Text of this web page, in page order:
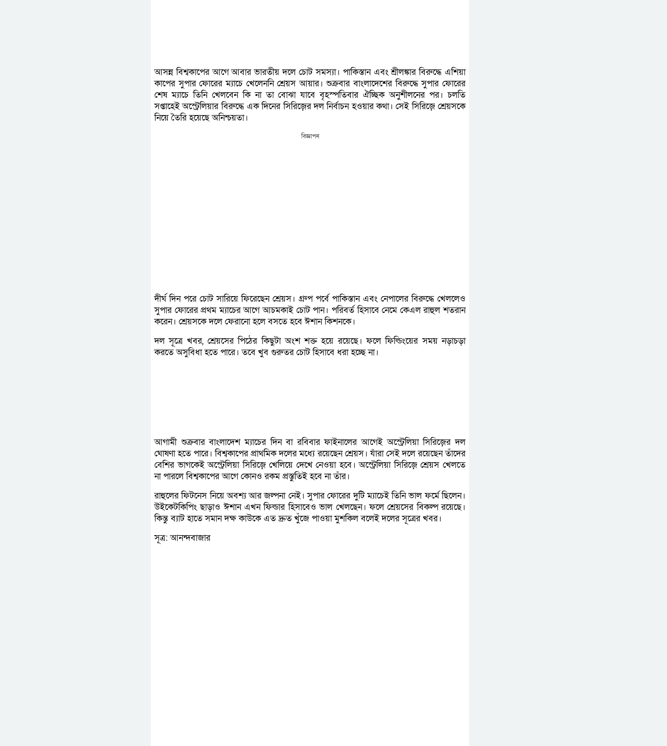
আসন্ন বিশ্বকাপের আগে আবার ভারতীয় দলে চোট সমস্যা। পাকিস্তান এবং শ্রীলঙ্কার বিরুদ্ধে এশিয়া
কাপের সুপার ফোরের ম্যাচে খেলেননি শ্রেয়স আয়ার। শুক্রবার বাংলাদেশের বিরুদ্ধে সুপার ফোরের
শেষ ম্যাচে তিনি খেলবেন কি না তা বোঝা যাবে বৃহস্পতিবার ঐচ্ছিক অনুশীলনের পর। চলতি
সপ্তাহেই অস্ট্রেলিয়ার বিরুদ্ধে এক দিনের সিরিজ়‌ের দল নির্বাচন হওয়ার কথা। সেই সিরিজ়ে শ্রেয়সকে
নিয়ে তৈরি হয়েছে অনিশ্চয়তা।
বিজ্ঞাপন
দীর্ঘ দিন পরে চোট সারিয়ে ফিরেছেন শ্রেয়স। গ্রুপ পর্বে পাকিস্তান এবং নেপালের বিরুদ্ধে খেললেও
সুপার ফোরের প্রথম ম্যাচের আগে আচমকাই চোট পান। পরিবর্ত হিসাবে নেমে কেএল রাহুল শতরান
করেন। শ্রেয়সকে দলে ফেরানো হলে বসতে হবে ঈশান কিশনকে।
দল সূত্রে খবর, শ্রেয়সের পিঠের কিছুটা অংশ শক্ত হয়ে রয়েছে। ফলে ফিল্ডিংয়ের সময় নড়াচড়া
করতে অসুবিধা হতে পারে। তবে খুব গুরুতর চোট হিসাবে ধরা হচ্ছে না।
আগামী শুক্রবার বাংলাদেশ ম্যাচের দিন বা রবিবার ফাইনালের আগেই অস্ট্রেলিয়া সিরিজ়‌ের দল
ঘোষণা হতে পারে। বিশ্বকাপের প্রাথমিক দলের মধ্যে রয়েছেন শ্রেয়স। যাঁরা সেই দলে রয়েছেন তাঁদের
বেশির ভাগকেই অস্ট্রেলিয়া সিরিজ়ে খেলিয়ে দেখে নেওয়া হবে। অস্ট্রেলিয়া সিরিজ়ে শ্রেয়স খেলতে
না পারলে বিশ্বকাপের আগে কোনও রকম প্রস্তুতিই হবে না তাঁর।
রাহুলের ফিটনেস নিয়ে অবশ্য আর জল্পনা নেই। সুপার ফোরের দুটি ম্যাচেই তিনি ভাল ফর্মে ছিলেন।
উইকেটকিপিং ছাড়াও ঈশান এখন ফিল্ডার হিসাবেও ভাল খেলছেন। ফলে শ্রেয়সের বিকল্প রয়েছে।
কিন্তু ব্যাট হাতে সমান দক্ষ কাউকে এত দ্রুত খুঁজে পাওয়া মুশকিল বলেই দলের সূত্রের খবর।
সূত্র: আনন্দবাজার